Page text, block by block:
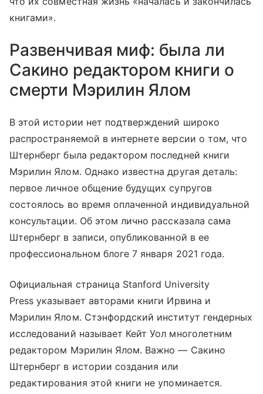
книгами».
Развенчивая миф: была ли
Сакино редактором книги о
смерти Мэрилин Ялом
В этой истории нет подтверждений широко
распространяемой в интернете версии о том, что
Штернберг была редактором последней книги
Мэрилин Ялом. Однако известна другая деталь:
первое личное общение будущих супругов
состоялось во время оплаченной индивидуальной
консультации. Об этом лично рассказала сама
Штернберг в записи, опубликованной в ее
профессиональном блоге 7 января 2021 года.
Официальная страница Stanford University
Press указывает авторами книги Ирвина и
Мэрилин Ялом. Стэнфордский институт гендерных
исследований называет Кейт Уол многолетним
редактором Мэрилин Ялом. Важно — Сакино
Штернберг в истории создания или
редактирования этой книги не упоминается.